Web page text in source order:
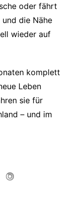
oder fährt
die Nähe
wieder auf
komplett
Leben
sie für
– und im